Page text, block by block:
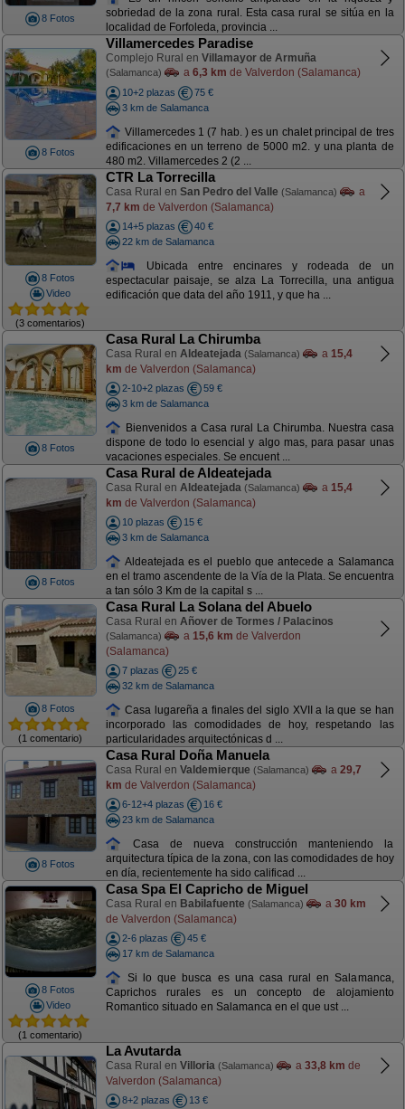
8 Fotos
sobriedad de la zona rural. Esta casa rural se sitúa en la
localidad de Forfoleda, provincia ...
8 Fotos
Villamercedes Paradise
Complejo Rural en Villamayor de Armuña
(Salamanca) a 6,3 km de Valverdon (Salamanca)
10+2 plazas
75 €
3 km de Salamanca
Villamercedes 1 (7 hab. ) es un chalet principal de tres
edificaciones en un terreno de 5000 m2. y una planta de
480 m2. Villamercedes 2 (2 ...
8 Fotos
Video
(3 comentarios)
CTR La Torrecilla
Casa Rural en San Pedro del Valle (Salamanca)
a
7,7 km de Valverdon (Salamanca)
14+5 plazas
40 €
22 km de Salamanca
Ubicada entre encinares y rodeada de un
espectacular paisaje, se alza La Torrecilla, una antigua
edificación que data del año 1911, y que ha ...
8 Fotos
Casa Rural La Chirumba
Casa Rural en Aldeatejada (Salamanca) a 15,4
km de Valverdon (Salamanca)
2-10+2 plazas
59 €
3 km de Salamanca
Bienvenidos a Casa rural La Chirumba. Nuestra casa
dispone de todo lo esencial y algo mas, para pasar unas
vacaciones especiales. Se encuent ...
8 Fotos
Casa Rural de Aldeatejada
Casa Rural en Aldeatejada (Salamanca) a 15,4
km de Valverdon (Salamanca)
10 plazas
15 €
3 km de Salamanca
Aldeatejada es el pueblo que antecede a Salamanca
en el tramo ascendente de la Vía de la Plata. Se encuentra
a tan sólo 3 Km de la capital s ...
8 Fotos
(1 comentario)
Casa Rural La Solana del Abuelo
Casa Rural en Añover de Tormes / Palacinos
(Salamanca) a 15,6 km de Valverdon
(Salamanca)
7 plazas
25 €
32 km de Salamanca
Casa lugareña a finales del siglo XVII a la que se han
incorporado las comodidades de hoy, respetando las
particularidades arquitectónicas d ...
8 Fotos
Casa Rural Doña Manuela
Casa Rural en Valdemierque (Salamanca) a 29,7
km de Valverdon (Salamanca)
6-12+4 plazas
16 €
23 km de Salamanca
Casa de nueva construcción manteniendo la
arquitectura típica de la zona, con las comodidades de hoy
en día, recientemente ha sido calificad ...
8 Fotos
Video
(1 comentario)
Casa Spa El Capricho de Miguel
Casa Rural en Babilafuente (Salamanca) a 30 km
de Valverdon (Salamanca)
2-6 plazas
45 €
17 km de Salamanca
Si lo que busca es una casa rural en Salamanca,
Caprichos rurales es un concepto de alojamiento
Romantico situado en Salamanca en el que ust ...
La Avutarda
Casa Rural en Villoria (Salamanca) a 33,8 km de
Valverdon (Salamanca)
8+2 plazas 13 €